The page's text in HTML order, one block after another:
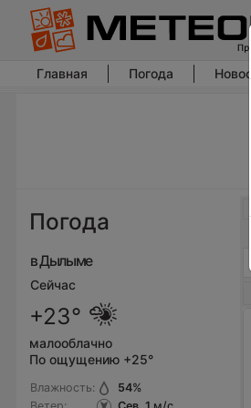
Главная Погода
Погода
в Дылыме
Сейчас
+23°
малооблачно
По ощущению +25°
Влажность:
54%